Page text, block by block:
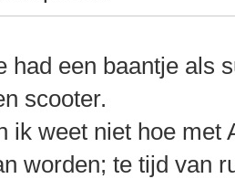
had een baantje als
scooter.
ik weet niet hoe met
worden; te tijd van